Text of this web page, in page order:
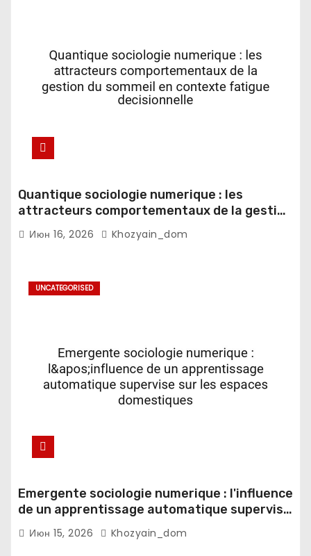
Quantique sociologie numerique : les
attracteurs comportementaux de la gestion
du sommeil en contexte fatigue
decisionnelle
Июн 16, 2026 Khozyain_dom
UNCATEGORISED
Emergente sociologie numerique : l'influence
de un apprentissage automatique supervise
sur les espaces domestiques
Июн 15, 2026 Khozyain_dom